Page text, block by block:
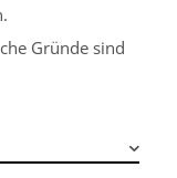
Gründe sind